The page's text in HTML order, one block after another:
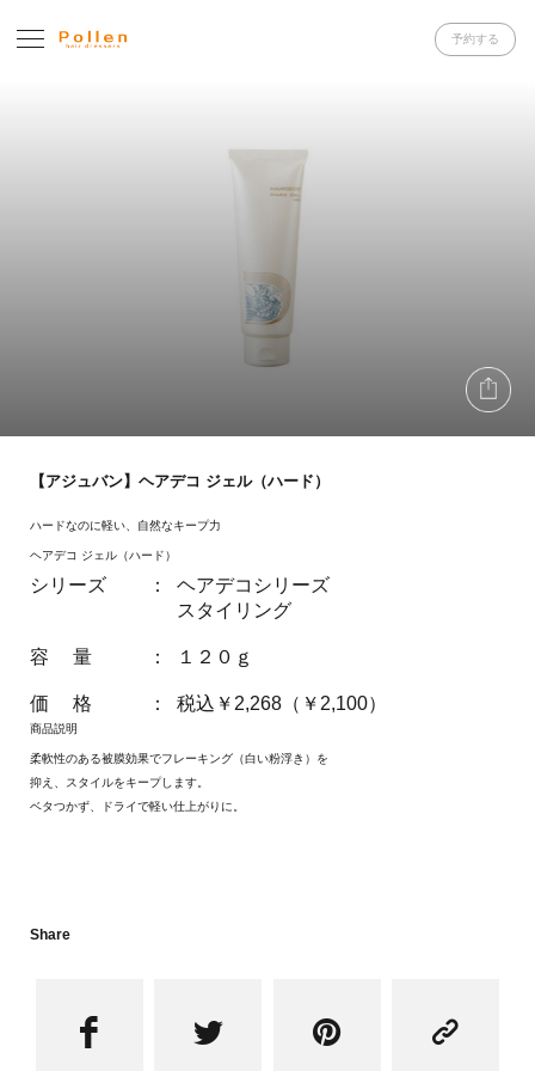
予約する
【アジュバン】ヘアデコ ジェル（ハード）
ハードなのに軽い、自然なキープ力
ヘアデコ ジェル（ハード）
シリーズ ：
ヘアデコシリーズ
スタイリング
容 量 ： １２０ｇ
価 格 ： 税込￥2,268（￥2,100）
商品説明
柔軟性のある被膜効果でフレーキング（白い粉浮き）を
抑え、スタイルをキープします。
ベタつかず、ドライで軽い仕上がりに。
Share
   